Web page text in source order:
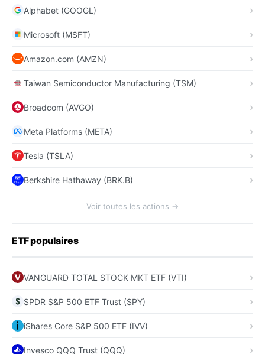
Alphabet (GOOGL)
Microsoft (MSFT)
Amazon.com (AMZN)
Taiwan Semiconductor Manufacturing (TSM)
Broadcom (AVGO)
Meta Platforms (META)
Tesla (TSLA)
Berkshire Hathaway (BRK.B)
Voir toutes les actions →
ETF populaires
VANGUARD TOTAL STOCK MKT ETF (VTI)
SPDR S&P 500 ETF Trust (SPY)
iShares Core S&P 500 ETF (IVV)
Invesco QQQ Trust (QQQ)